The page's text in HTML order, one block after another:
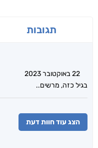
תגובות
22 באוקטובר 2023
בגיל כזה, מרשים..
הצג עוד חוות דעת